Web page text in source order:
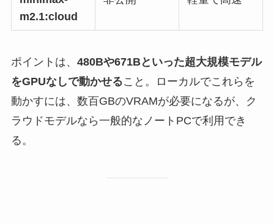
m2.1:cloud
ポイントは、 480Bや671Bといった超大規模モデル
をGPUなしで動かせること。ローカルでこれらを
動かすには、数百GBのVRAMが必要になるが、ク
ラウドモデルなら一般的なノートPCで利用でき
る。